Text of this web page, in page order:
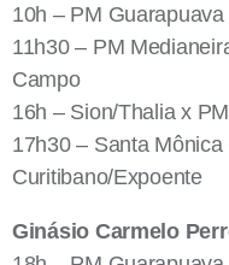
10h – PM
11h30 – PM
Campo
16h – Sion/Thalia x
17h30 – Santa
Curitibano/Expoente
Ginásio Carmelo